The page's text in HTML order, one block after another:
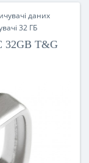
даних
32 ГБ
T&G